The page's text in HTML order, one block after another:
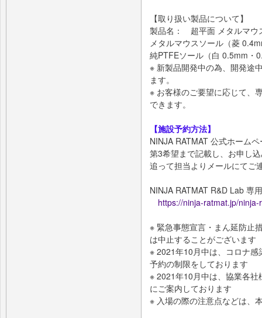
【取り扱い製品について】
製品名： 超平⾯ メタルマウ
メタルマウスソール（菱
純PTFEソール（⽩ 0.5mm・
※ 新製品開発中の為、開発途
ます。
※ お客様のご要望に応じて、
できます。
【施設予約方法】
NINJA RATMAT 公式ホーム
第3希望まで記載し、お申し
追って担当よりメールにてご
NINJA RATMAT R&D Lab 専
https://ninja-ratmat.jp/
※ 緊急事態宣⾔・まん延防⽌
は中⽌することがございます
※ 2021年10⽉中は、コロナ
予約の制限をしております
※ 2021年10⽉中は、協業各
にご案内しております
※ ⼊場の際の注意点などは、